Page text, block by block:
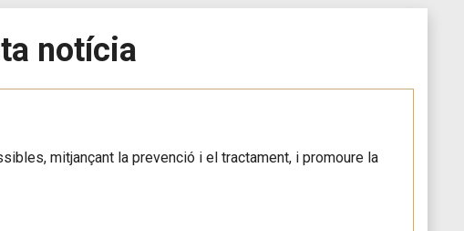
notícia
mitjançant la prevenció i el tractament, i promoure la